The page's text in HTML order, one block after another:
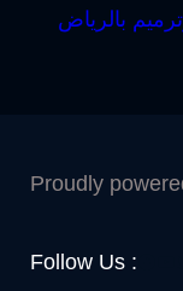
بالرياض
Proudly
Follow Us :